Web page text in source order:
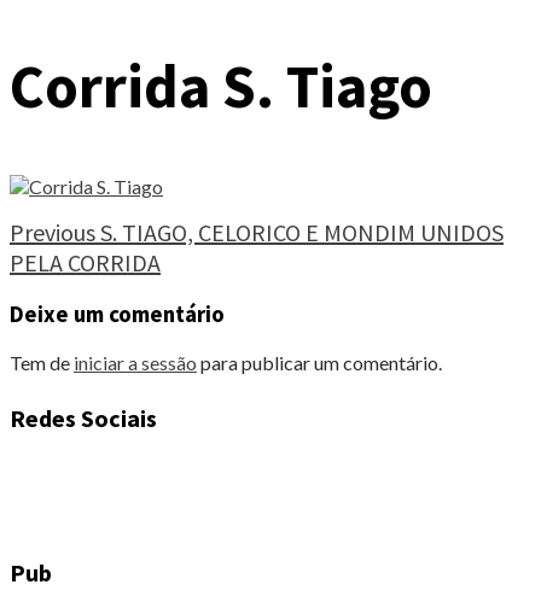
Corrida S. Tiago
Continue
Reading
PreviousS. TIAGO, CELORICO E MONDIM UNIDOS
PELA CORRIDA
Deixe um comentário
Tem de iniciar a sessão para publicar um comentário.
Redes Sociais
Pub